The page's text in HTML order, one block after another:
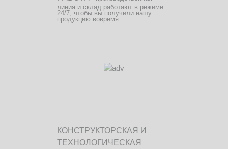
линия и склад работают в режиме
24/7, чтобы вы получили нашу
продукцию вовремя.
КОНСТРУКТОРСКАЯ И
ТЕХНОЛОГИЧЕСКАЯ